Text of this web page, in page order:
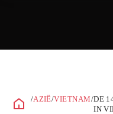
/AZIË/VIETNAM/DE
IN